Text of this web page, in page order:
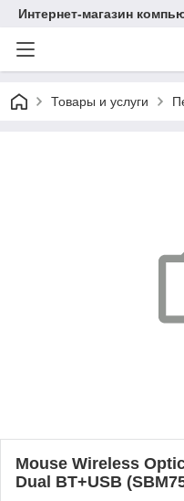
Интернет-магазин
Товары и услуги
Mouse Wireless
Dual BT+USB